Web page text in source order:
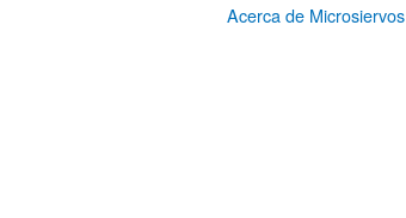
Acerca de Microsiervos